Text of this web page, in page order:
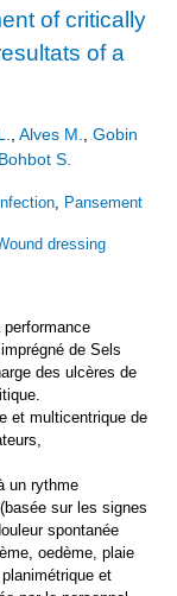
of critically
of a
Alves M.
Gobin
Bohbot S.
Infection Pansement
dressing
de Sels
des ulcères de
et multicentrique de
un rythme
sur les signes
spontanée
oedème, plaie
et